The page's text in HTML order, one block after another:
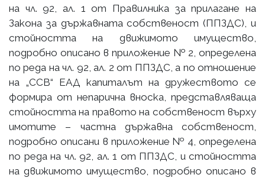
на чл. 92, ал. 1 от Правилника за прилагане на
Закона за държавната собственост (ППЗДС), и
стойността на движимото имущество,
подробно описано в приложение № 2, определена
по реда на чл. 92, ал. 2 от ППЗДС, а по отношение
на „ССВ“ ЕАД капиталът на дружеството се
формира от непарична вноска, представляваща
стойността на правото на собственост върху
имотите – частна държавна собственост,
подробно описани в приложение № 4, определена
по реда на чл. 92, ал. 1 от ППЗДС, и стойността
на движимото имущество, подробно описано в